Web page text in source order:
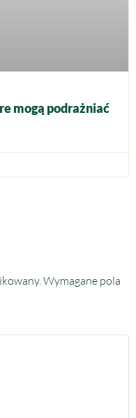
mogą podrażniać
Wymagane pola